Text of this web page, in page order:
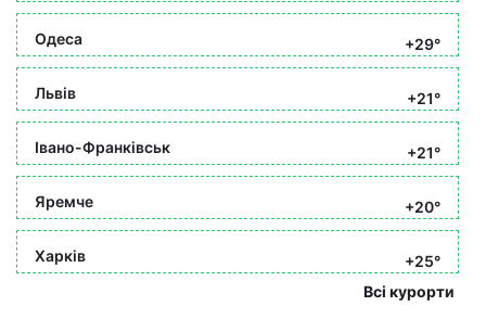
Одеса +29°
Львів +21°
Івано-Франківськ +21°
Яремче +20°
Харків
+25°
Всі курорти